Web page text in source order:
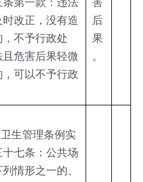
第一款：违法
改正，没有造
不予行政处
危害后果轻微
可以不予行政
害
后
果
。
生管理条例实
七条：公共场
情形之一的、